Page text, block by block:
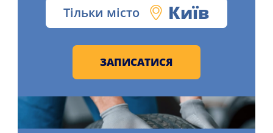
Тільки місто Київ
ЗАПИСАТИСЯ